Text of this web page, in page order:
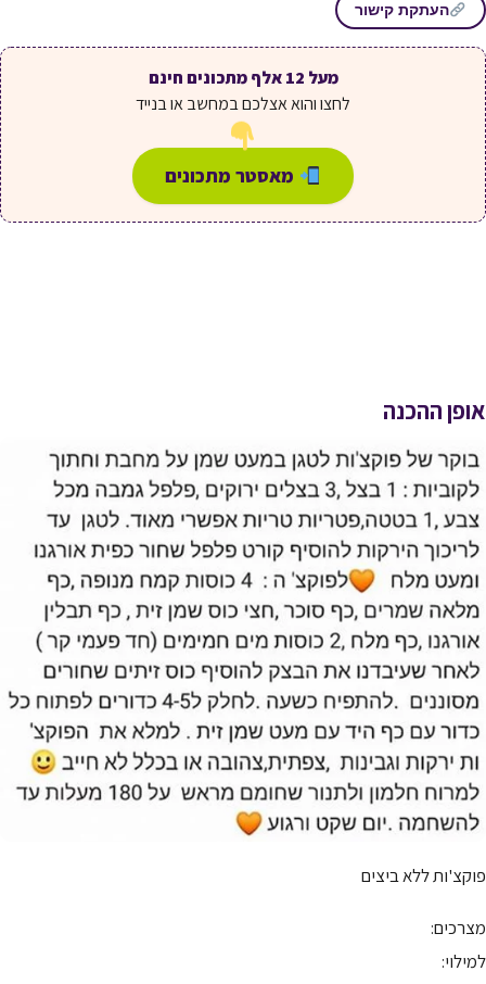
העתקת קישור
מעל 12 אלף מתכונים חינם
לחצו והוא אצלכם במחשב או בנייד
מאסטר מתכונים
אופן ההכנה
פוקצ'ות ללא ביצים
מצרכים:
למילוי: